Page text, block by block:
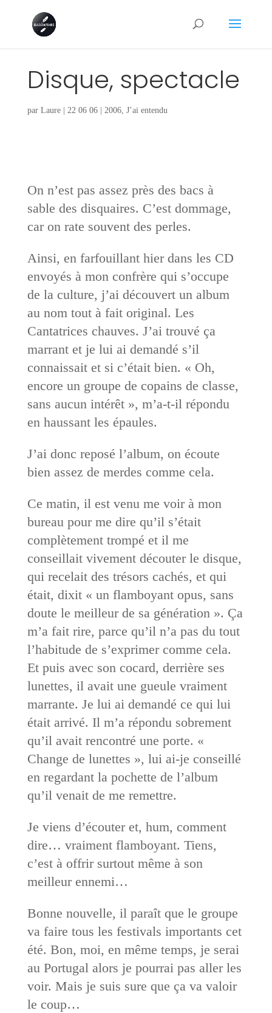
Disque, spectacle
par Laure| 22 06 06| 2006, J’ai entendu
On n’est pas assez près des bacs à
sable des disquaires. C’est dommage,
car on rate souvent des perles.
Ainsi, en farfouillant hier dans les CD
envoyés à mon confrère qui s’occupe
de la culture, j’ai découvert un album
au nom tout à fait original. Les
Cantatrices chauves. J’ai trouvé ça
marrant et je lui ai demandé s’il
connaissait et si c’était bien. « Oh,
encore un groupe de copains de classe,
sans aucun intérêt », m’a-t-il répondu
en haussant les épaules.
J’ai donc reposé l’album, on écoute
bien assez de merdes comme cela.
Ce matin, il est venu me voir à mon
bureau pour me dire qu’il s’était
complètement trompé et il me
conseillait vivement découter le disque,
qui recelait des trésors cachés, et qui
était, dixit « un flamboyant opus, sans
doute le meilleur de sa génération ». Ça
m’a fait rire, parce qu’il n’a pas du tout
l’habitude de s’exprimer comme cela.
Et puis avec son cocard, derrière ses
lunettes, il avait une gueule vraiment
marrante. Je lui ai demandé ce qui lui
était arrivé. Il m’a répondu sobrement
qu’il avait rencontré une porte. «
Change de lunettes », lui ai-je conseillé
en regardant la pochette de l’album
qu’il venait de me remettre.
Je viens d’écouter et, hum, comment
dire… vraiment flamboyant. Tiens,
c’est à offrir surtout même à son
meilleur ennemi…
Bonne nouvelle, il paraît que le groupe
va faire tous les festivals importants cet
été. Bon, moi, en même temps, je serai
au Portugal alors je pourrai pas aller les
voir. Mais je suis sure que ça va valoir
le coup…